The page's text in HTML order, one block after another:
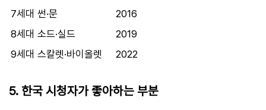
7세대 썬·문
2016
8세대 소드·실드
2019
9세대 스칼렛·바이올렛 2022
5. 한국 시청자가 좋아하는 부분